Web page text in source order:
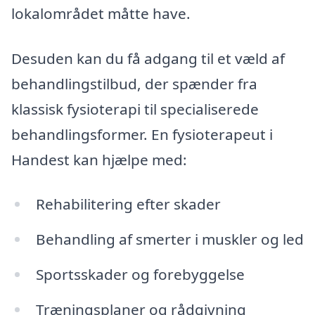
lokalområdet måtte have.
Desuden kan du få adgang til et væld af
behandlingstilbud, der spænder fra
klassisk fysioterapi til specialiserede
behandlingsformer. En fysioterapeut i
Handest kan hjælpe med:
Rehabilitering efter skader
Behandling af smerter i muskler og led
Sportsskader og forebyggelse
Træningsplaner og rådgivning